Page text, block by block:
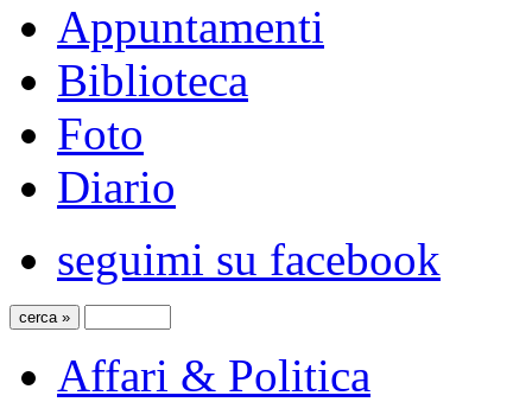
Appuntamenti
Biblioteca
Foto
Diario
seguimi su facebook
Affari & Politica